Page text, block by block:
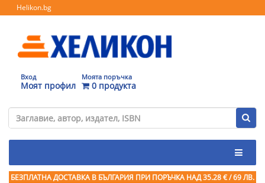
Helikon.bg
Вход
Моят профил
Моята поръчка
0 продукта
БЕЗПЛАТНА ДОСТАВКА В БЪЛГАРИЯ ПРИ ПОРЪЧКА НАД 35.28 € / 69 ЛВ.